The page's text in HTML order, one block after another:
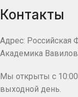
Контакты
Адрес: Российская
Академика
Мы открыты с 10:00
выходной день.